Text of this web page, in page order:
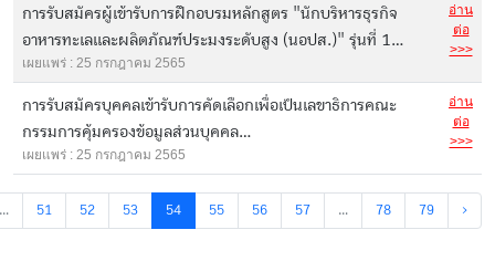
การรับสมัครผู้เข้ารับการฝึกอบรมหลักสูตร "นักบริหารธุรกิจ
อาหารทะเลและผลิตภัณฑ์ประมงระดับสูง (นอปส.)" รุ่นที่ 1...
เผยแพร่ : 25 กรกฎาคม 2565
อ่าน
ต่อ
>>>
การรับสมัครบุคคลเข้ารับการคัดเลือกเพื่อเป็นเลขาธิการคณะ
กรรมการคุ้มครองข้อมูลส่วนบุคคล...
เผยแพร่ : 25 กรกฎาคม 2565
อ่าน
ต่อ
>>>
... 51 52 53 54 55 56 57 ... 78 79 ›